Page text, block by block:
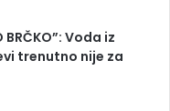
BRČKO”: Voda iz
trenutno nije za